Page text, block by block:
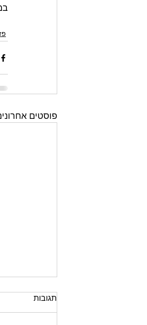
פוסטים
תגובות